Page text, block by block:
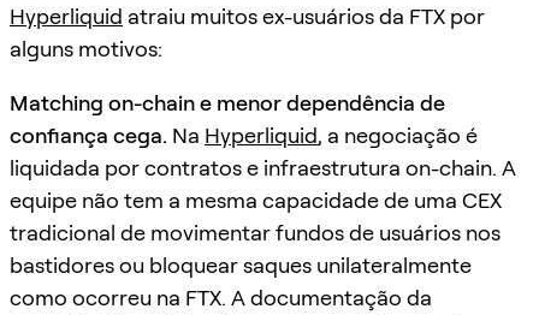
Hyperliquid atraiu muitos ex-usuários da FTX por
alguns motivos:
Matching on-chain e menor dependência de
confiança cega. Na Hyperliquid, a negociação é
liquidada por contratos e infraestrutura on-chain. A
equipe não tem a mesma capacidade de uma CEX
tradicional de movimentar fundos de usuários nos
bastidores ou bloquear saques unilateralmente
como ocorreu na FTX. A documentação da